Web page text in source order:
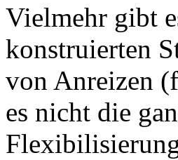
Vielmehr gibt
konstruierten
von Anreizen
es nicht die